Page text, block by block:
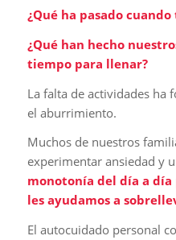
¿Qué ha pasado
¿Qué han hecho
tiempo para llenar?
La falta de actividades ha
el aburrimiento.
Muchos de nuestros
experimentar ansiedad y
monotonía del día a día
les ayudamos a
El autocuidado personal